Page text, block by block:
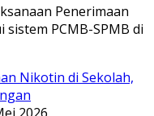
Penerimaan
sistem PCMB-SPMB di